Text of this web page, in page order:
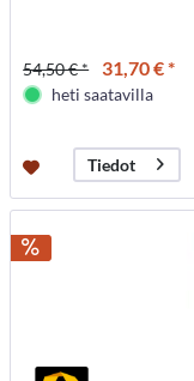
54,50 € * 31,70 € *
heti saatavilla
Tiedot